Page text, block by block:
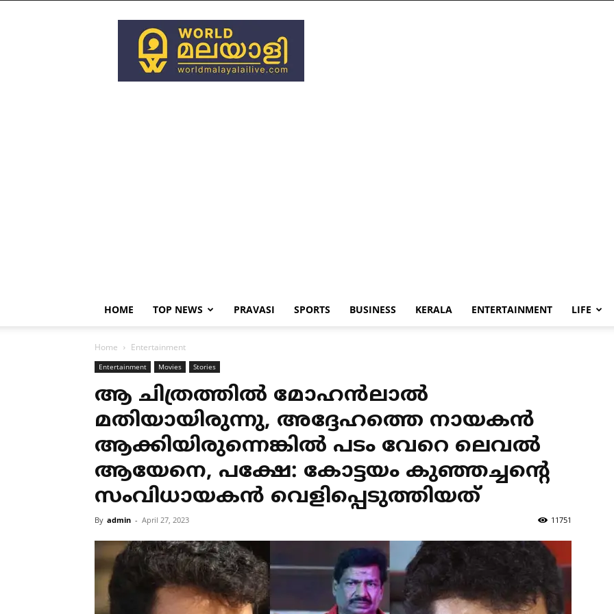
World
Malayali
Live
HOME TOP NEWS PRAVASI SPORTS BUSINESS KERALA ENTERTAINMENT LIFE
Home Entertainment
Entertainment Movies Stories
ആ ചിത്രത്തിൽ മോഹൻലാൽ
മതിയായിരുന്നു, അദ്ദേഹത്തെ നായകൻ
ആക്കിയിരുന്നെങ്കിൽ പടം വേറെ ലെവൽ
ആയേനെ, പക്ഷേ: കോട്ടയം കുഞ്ഞച്ചന്റെ
സംവിധായകൻ വെളിപ്പെടുത്തിയത്
By admin - April 27, 2023 11751